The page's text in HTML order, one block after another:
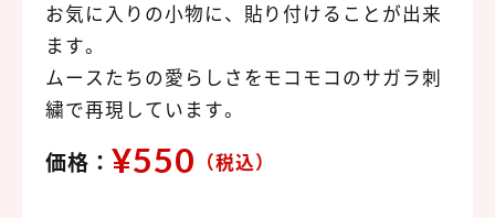
お気に入りの小物に、貼り付けることが出来
ます。
ムースたちの愛らしさをモコモコのサガラ刺
繍で再現しています。
価格： ¥550 （税込）